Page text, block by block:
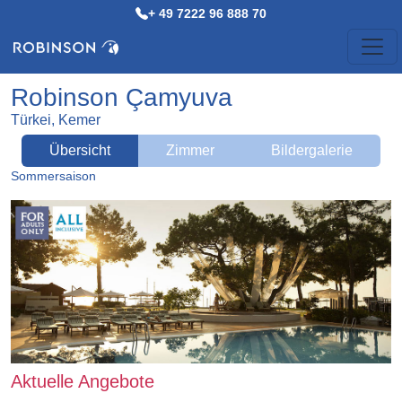
+ 49 7222 96 888 70
Robinson Çamyuva
Türkei, Kemer
Übersicht
Zimmer Bildergalerie
Sommersaison
Aktuelle Angebote